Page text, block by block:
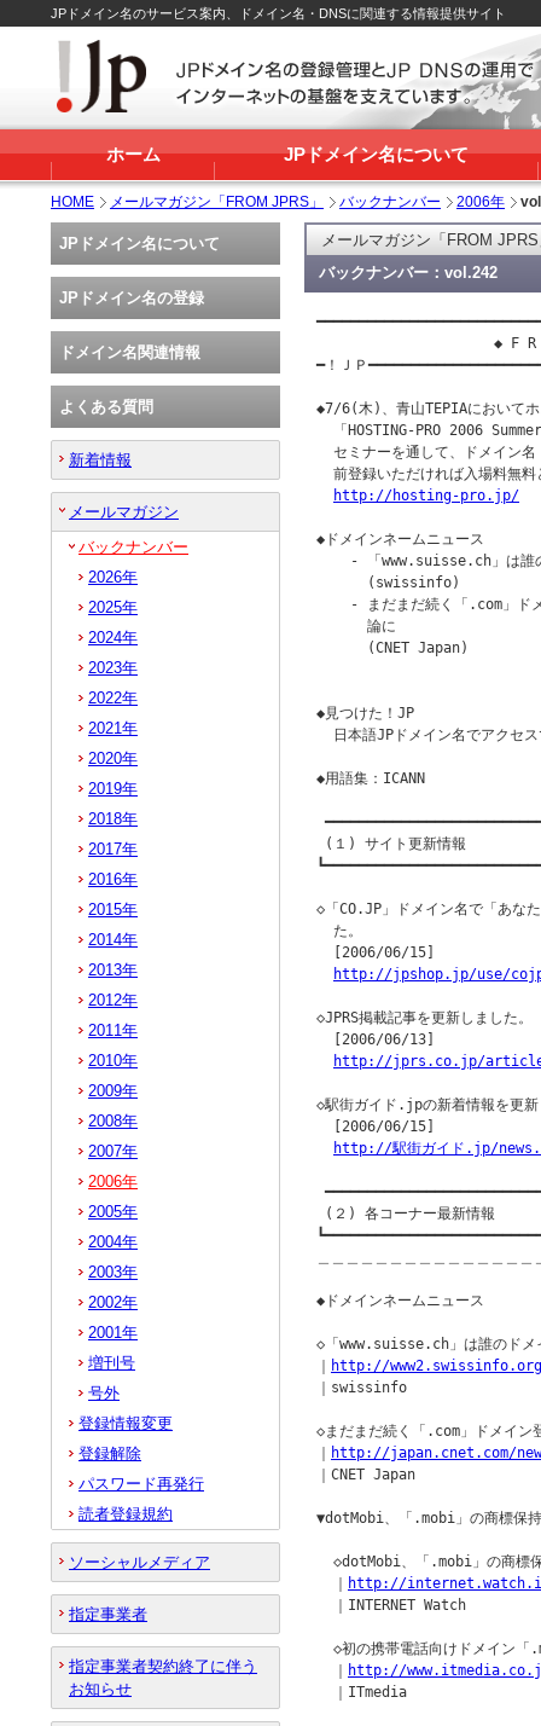
JPドメイン名のサービス案内、ドメイン名・DNSに関連する情報提供サイト
ホーム JPドメイン名について
HOME メールマガジン「FROM JPRS」 バックナンバー 2006年
メールマガジン「FROM
バックナンバー：vol.242
◆ F
━！ＪＰ
◆7/6(木)、青山TEPIAにおいてホ
「HOSTING-PRO 2006 Summer
セミナーを通して、ドメイン
前登録いただければ入場料無
http://hosting-pro.jp/
◆ドメインネームニュース
- 「www.suisse.ch」は誰
      (swissinfo)
- まだまだ続く「.com」ド
      論に
      (CNET Japan)
◆見つけた！JP
日本語JPドメイン名でアクセ
◆用語集：ICANN
(１) サイト更新情報
◇「CO.JP」ドメイン名で「あな
  た。
  [2006/06/15]
http://jpshop.jp/use/
◇JPRS掲載記事を更新しました。
  [2006/06/13]
http://jprs.co.jp/
◇駅街ガイド.jpの新着情報を更新
  [2006/06/15]
http://駅街ガイド.jp/
(２) 各コーナー最新情報
◆ドメインネームニュー
◇「www.suisse.ch」は誰のドメ
http://www2.swissinfo.org/
｜swissinfo
◇まだまだ続く「.com」ドメイ
http://japan.cnet.com/
｜CNET Japan
▼dotMobi、「.mobi」の商標保
◇dotMobi、「.mobi」の商標
http://
  ｜INTERNET Watch
◇初の携帯電話向けドメイン「
http://
  ｜ITmedia
JPドメイン名について
JPドメイン名の登録
ドメイン名関連情報
よくある質問
新着情報
メールマガジン
バックナンバー
2026年
2025年
2024年
2023年
2022年
2021年
2020年
2019年
2018年
2017年
2016年
2015年
2014年
2013年
2012年
2011年
2010年
2009年
2008年
2007年
2006年
2005年
2004年
2003年
2002年
2001年
増刊号
号外
登録情報変更
登録解除
パスワード再発行
読者登録規約
ソーシャルメディア
指定事業者
指定事業者契約終了に伴う
お知らせ